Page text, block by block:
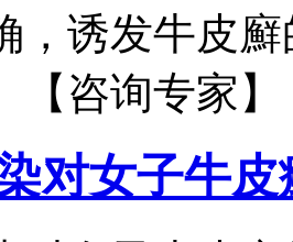
，诱发牛皮
【咨询专家】
对女子牛